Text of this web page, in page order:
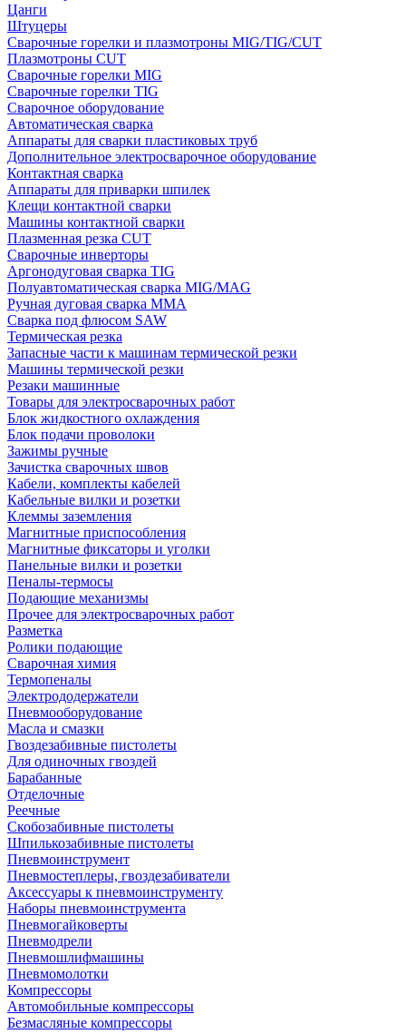
Цанги
Штуцеры
Сварочные горелки и плазмотроны MIG/TIG/CUT
Плазмотроны CUT
Сварочные горелки MIG
Сварочные горелки TIG
Сварочное оборудование
Автоматическая сварка
Аппараты для сварки пластиковых труб
Дополнительное электросварочное оборудование
Контактная сварка
Аппараты для приварки шпилек
Клещи контактной сварки
Машины контактной сварки
Плазменная резка CUT
Сварочные инверторы
Аргонодуговая сварка TIG
Полуавтоматическая сварка MIG/MAG
Ручная дуговая сварка MMA
Сварка под флюсом SAW
Термическая резка
Запасные части к машинам термической резки
Машины термической резки
Резаки машинные
Товары для электросварочных работ
Блок жидкостного охлаждения
Блок подачи проволоки
Зажимы ручные
Зачистка сварочных швов
Кабели, комплекты кабелей
Кабельные вилки и розетки
Клеммы заземления
Магнитные приспособления
Магнитные фиксаторы и уголки
Панельные вилки и розетки
Пеналы-термосы
Подающие механизмы
Прочее для электросварочных работ
Разметка
Ролики подающие
Сварочная химия
Термопеналы
Электрододержатели
Пневмооборудование
Масла и смазки
Гвоздезабивные пистолеты
Для одиночных гвоздей
Барабанные
Отделочные
Реечные
Скобозабивные пистолеты
Шпилькозабивные пистолеты
Пневмоинструмент
Пневмостеплеры, гвоздезабиватели
Аксессуары к пневмоинструменту
Наборы пневмоинструмента
Пневмогайковерты
Пневмодрели
Пневмошлифмашины
Пневмомолотки
Компрессоры
Автомобильные компрессоры
Безмасляные компрессоры